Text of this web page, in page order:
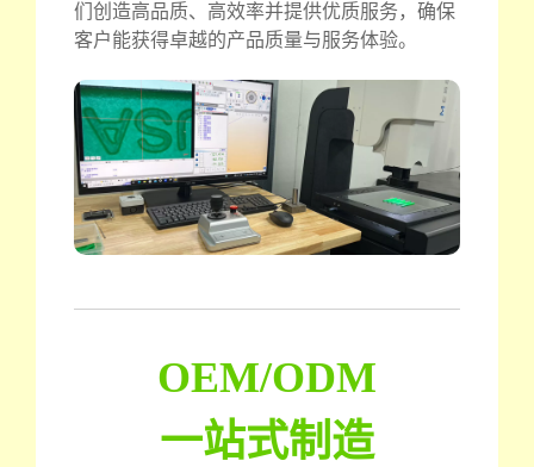
们创造高品质、高效率并提供优质服务，确保
客户能获得卓越的产品质量与服务体验。
OEM/ODM
一站式制造